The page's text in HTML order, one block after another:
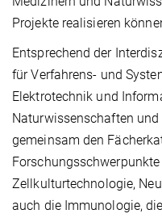
Projekte realisieren
Entsprechend der
für Verfahrens- und
Elektrotechnik und
Naturwissenschaften
gemeinsam den
Zellkulturtechnologie,
auch die Immunologie,